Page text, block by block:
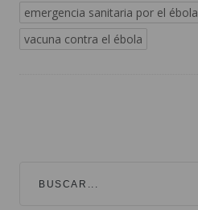
emergencia sanitaria por el ébola
vacuna contra el ébola